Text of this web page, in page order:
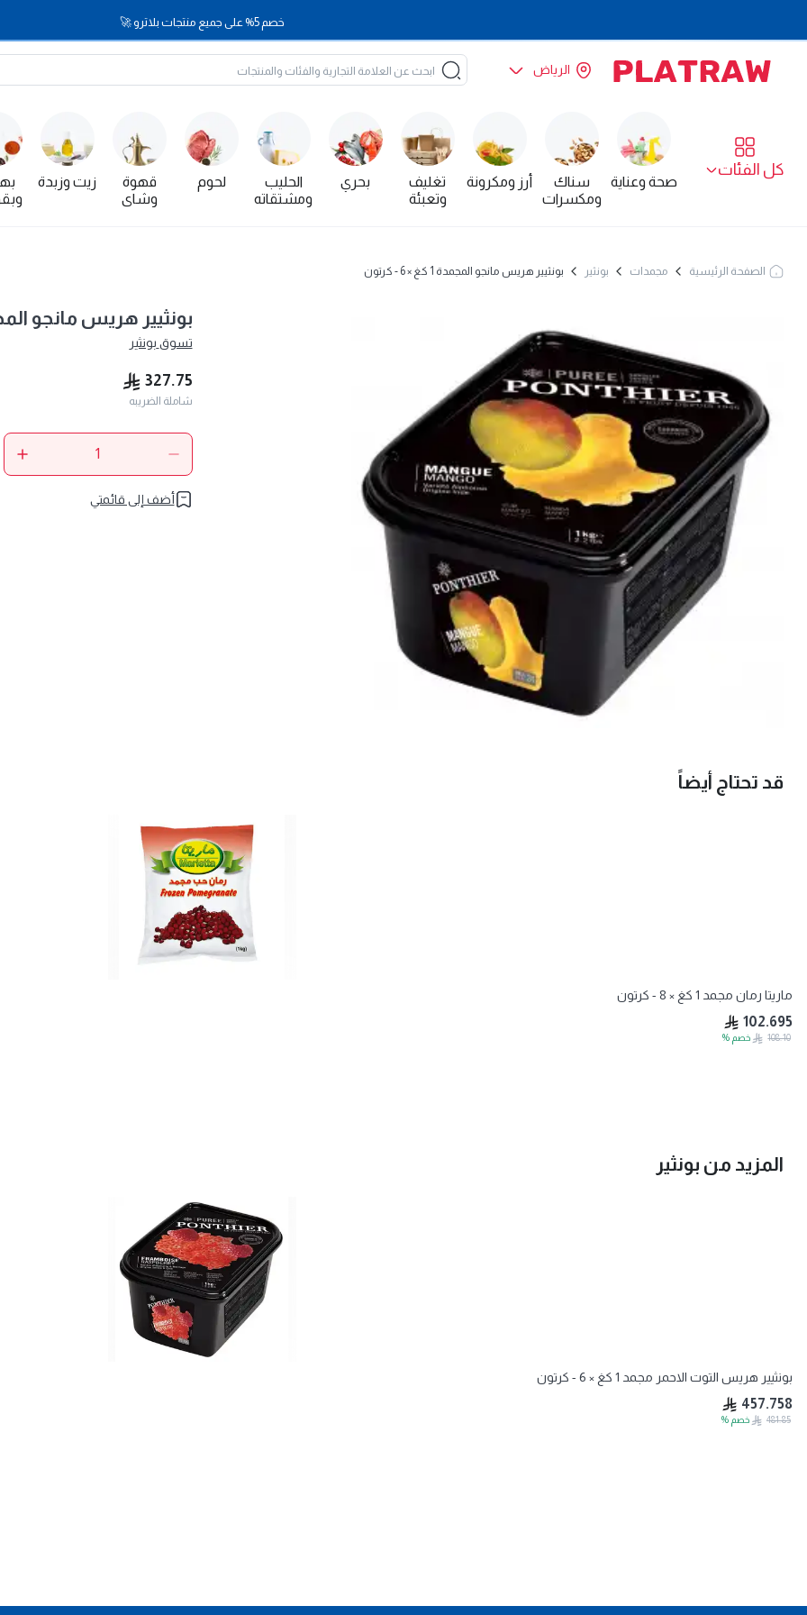
خصم 5% على جميع منتجات بلاترو 🚀
الرياض
كل الفئات
صحة وعناية
سناك
ومكسرات
أرز ومكرونة
تغليف
وتعبئة
بحري
الحليب
ومشتقاته
لحوم
قهوة
وشاي
زيت وزبدة
الصفحة الرئيسية مجمدات بونثير بونثيير هريس مانجو المجمدة 1 كغ × 6 - كرتون
بونثيير هريس مانجو المجمدة 1 كغ ×
تسوق بونثير
327.75
شاملة الضريبه
أضف إلى قائمتي
قد تحتاج أيضاً
ماريتا رمان مجمد 1 كغ × 8 - كرتون
102.695
108.10 خصم %
المزيد من بونثير
بونثيير هريس التوت الاحمر مجمد 1 كغ × 6 - كرتون
457.758
481.85 خصم %